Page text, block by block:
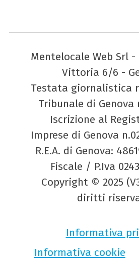
Mentelocale Web Srl -
Vittoria 6/6 -
Testata giornalistica
Tribunale di Genova
Iscrizione al
Imprese di Genova
R.E.A. di Genova:
Fiscale / P.Iva
Copyright © 2025
diritti
Informativa
Informativa cookie